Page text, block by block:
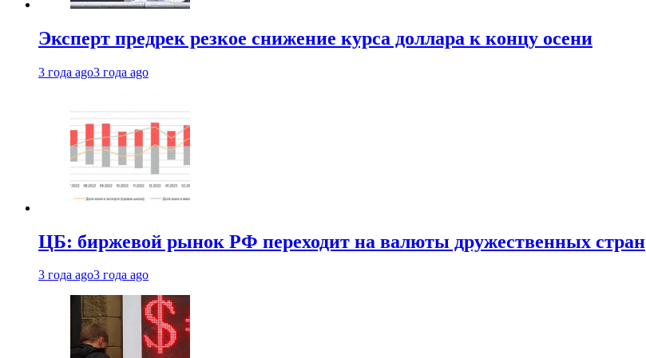
Эксперт предрек резкое снижение курса доллара к концу осени
3 года ago3 года ago
ЦБ: биржевой рынок РФ переходит на валюты дружественных стран
3 года ago3 года ago